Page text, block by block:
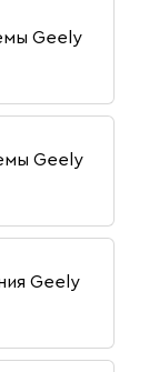
Geely
Geely
Geely